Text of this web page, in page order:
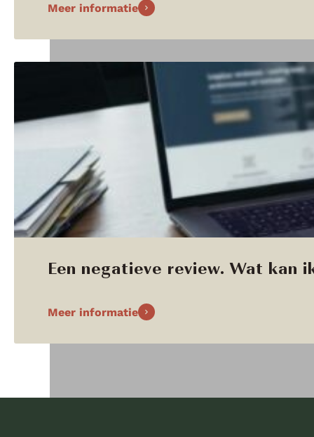
Meer informatie
Een negatieve review. Wat kan
Meer informatie